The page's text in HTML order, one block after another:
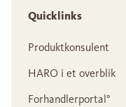
Quicklinks
Produktkonsulent
HARO i et overblik
Forhandlerportal°